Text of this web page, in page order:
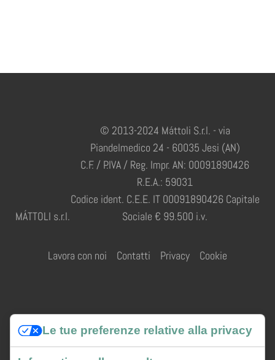
MÁTTOLI s.r.l.
© 2013-2024 Máttoli S.r.l. - via
Piandelmedico 24 - 60035 Jesi (AN)
C.F. / P.IVA / Reg. Impr. AN: 00091890426
R.E.A.: 59031
Codice ident. C.E.E. IT 00091890426 Capitale
Sociale € 99.500 i.v.
Lavora con noi Contatti Privacy Cookie
Credits
Le tue preferenze relative alla privacy